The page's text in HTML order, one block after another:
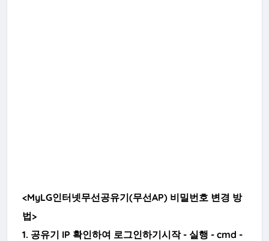
<MyLG인터넷무선공유기(무선AP) 비밀번호 변경 방
법>
1. 공유기 IP 확인하여 로그인하기시작 - 실행 - cmd -